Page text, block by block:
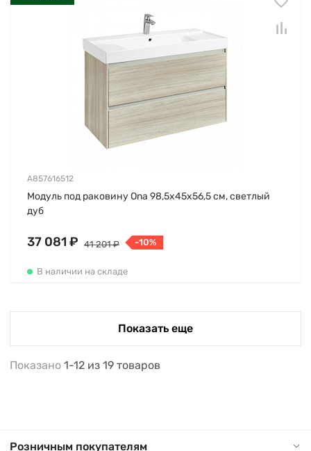
A857616512
Модуль под раковину Ona 98,5х45х56,5 см, светлый
дуб
37 081 ₽ 41 201 ₽ -10%
В наличии на складе
Показать еще
Показано 1-12 из 19 товаров
Розничным покупателям